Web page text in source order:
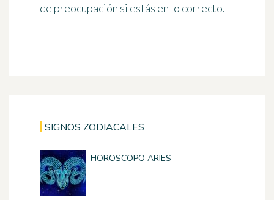
de preocupación si estás en lo correcto.
SIGNOS ZODIACALES
HOROSCOPO ARIES